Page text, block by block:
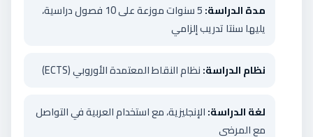
مدة الدراسة:
5 سنوات موزعة على 10 فصول دراسية،
يليها سنتا تدريب إلزامي
نظام الدراسة:نظام النقاط المعتمدة الأوروبي (ECTS)
لغة الدراسة:الإنجليزية، مع استخدام العربية في التواصل
مع المرضى